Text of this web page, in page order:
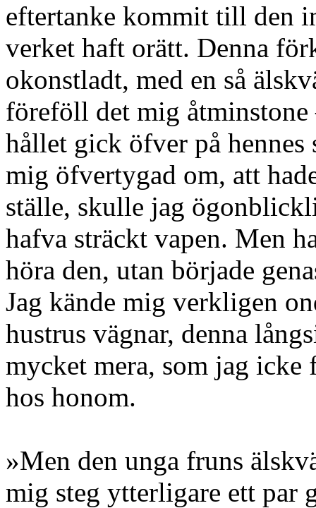
eftertanke kommit till den
verket haft orätt. Denna
okonstladt, med en så
föreföll det mig
hållet gick öfver på hennes
mig öfvertygad om, att
ställe, skulle jag
hafva sträckt vapen. Men
höra den, utan började
Jag kände mig verkligen
hustrus vägnar, denna
mycket mera, som jag icke
hos honom.
»Men den unga fruns
mig steg ytterligare ett par